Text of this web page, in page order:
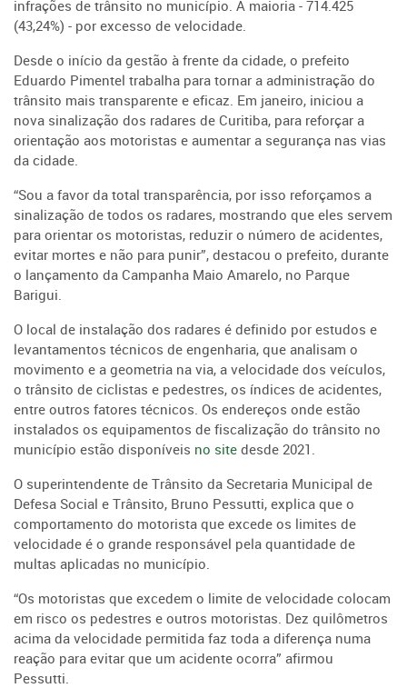
infrações de trânsito no município. A maioria - 714.425
(43,24%) - por excesso de velocidade.
Desde o início da gestão à frente da cidade, o prefeito
Eduardo Pimentel trabalha para tornar a administração do
trânsito mais transparente e eficaz. Em janeiro, iniciou a
nova sinalização dos radares de Curitiba, para reforçar a
orientação aos motoristas e aumentar a segurança nas vias
da cidade.
“Sou a favor da total transparência, por isso reforçamos a
sinalização de todos os radares, mostrando que eles servem
para orientar os motoristas, reduzir o número de acidentes,
evitar mortes e não para punir”, destacou o prefeito, durante
o lançamento da Campanha Maio Amarelo, no Parque
Barigui.
O local de instalação dos radares é definido por estudos e
levantamentos técnicos de engenharia, que analisam o
movimento e a geometria na via, a velocidade dos veículos,
o trânsito de ciclistas e pedestres, os índices de acidentes,
entre outros fatores técnicos. Os endereços onde estão
instalados os equipamentos de fiscalização do trânsito no
município estão disponíveis no site desde 2021.
O superintendente de Trânsito da Secretaria Municipal de
Defesa Social e Trânsito, Bruno Pessutti, explica que o
comportamento do motorista que excede os limites de
velocidade é o grande responsável pela quantidade de
multas aplicadas no município.
“Os motoristas que excedem o limite de velocidade colocam
em risco os pedestres e outros motoristas. Dez quilômetros
acima da velocidade permitida faz toda a diferença numa
reação para evitar que um acidente ocorra” afirmou
Pessutti.